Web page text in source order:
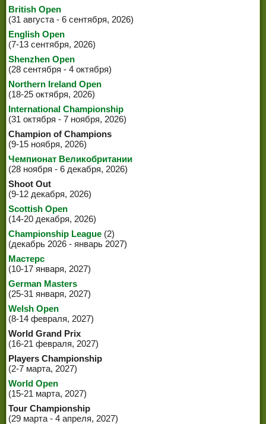
British Open
(31 августа - 6 сентября, 2026)
English Open
(7-13 сентября, 2026)
Shenzhen Open
(28 сентября - 4 октября)
Northern Ireland Open
(18-25 октября, 2026)
International Championship
(31 октября - 7 ноября, 2026)
Champion of Champions
(9-15 ноября, 2026)
Чемпионат Великобритании
(28 ноября - 6 декабря, 2026)
Shoot Out
(9-12 декабря, 2026)
Scottish Open
(14-20 декабря, 2026)
Championship League (2)
(декабрь 2026 - январь 2027)
Мастерс
(10-17 января, 2027)
German Masters
(25-31 января, 2027)
Welsh Open
(8-14 февраля, 2027)
World Grand Prix
(16-21 февраля, 2027)
Players Championship
(2-7 марта, 2027)
World Open
(15-21 марта, 2027)
Tour Championship
(29 марта - 4 апреля, 2027)